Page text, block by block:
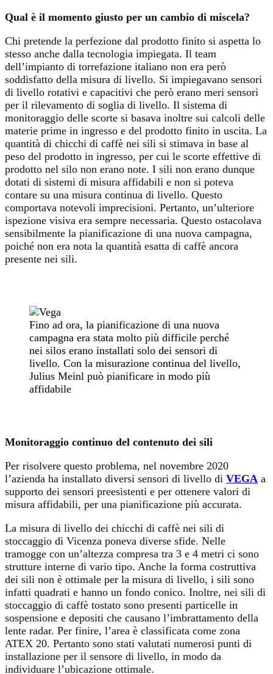
Qual è il momento giusto per un cambio di miscela?
Chi pretende la perfezione dal prodotto finito si aspetta lo
stesso anche dalla tecnologia impiegata. Il team
dell’impianto di torrefazione italiano non era però
soddisfatto della misura di livello. Si impiegavano sensori
di livello rotativi e capacitivi che però erano meri sensori
per il rilevamento di soglia di livello. Il sistema di
monitoraggio delle scorte si basava inoltre sui calcoli delle
materie prime in ingresso e del prodotto finito in uscita. La
quantità di chicchi di caffè nei sili si stimava in base al
peso del prodotto in ingresso, per cui le scorte effettive di
prodotto nel silo non erano note. I sili non erano dunque
dotati di sistemi di misura affidabili e non si poteva
contare su una misura continua di livello. Questo
comportava notevoli imprecisioni. Pertanto, un’ulteriore
ispezione visiva era sempre necessaria. Questo ostacolava
sensibilmente la pianificazione di una nuova campagna,
poiché non era nota la quantità esatta di caffè ancora
presente nei sili.
Fino ad ora, la pianificazione di una nuova
campagna era stata molto più difficile perché
nei silos erano installati solo dei sensori di
livello. Con la misurazione continua del livello,
Julius Meinl può pianificare in modo più
affidabile
Monitoraggio continuo del contenuto dei sili
Per risolvere questo problema, nel novembre 2020
l’azienda ha installato diversi sensori di livello di VEGA a
supporto dei sensori preesistenti e per ottenere valori di
misura affidabili, per una pianificazione più accurata.
La misura di livello dei chicchi di caffè nei sili di
stoccaggio di Vicenza poneva diverse sfide. Nelle
tramogge con un’altezza compresa tra 3 e 4 metri ci sono
strutture interne di vario tipo. Anche la forma costruttiva
dei sili non è ottimale per la misura di livello, i sili sono
infatti quadrati e hanno un fondo conico. Inoltre, nei sili di
stoccaggio di caffè tostato sono presenti particelle in
sospensione e depositi che causano l’imbrattamento della
lente radar. Per finire, l’area è classificata come zona
ATEX 20. Pertanto sono stati valutati numerosi punti di
installazione per il sensore di livello, in modo da
individuare l’ubicazione ottimale.